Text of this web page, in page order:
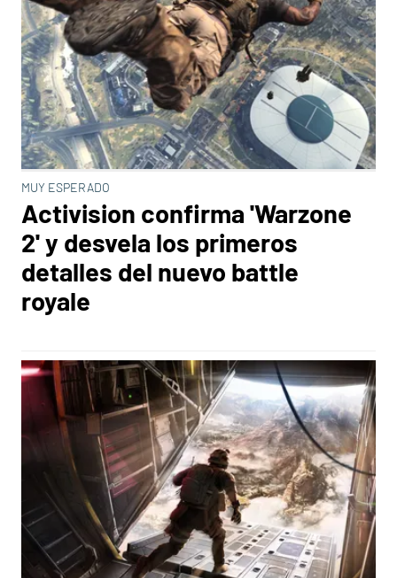
MUY ESPERADO
Activision confirma 'Warzone
2' y desvela los primeros
detalles del nuevo battle
royale